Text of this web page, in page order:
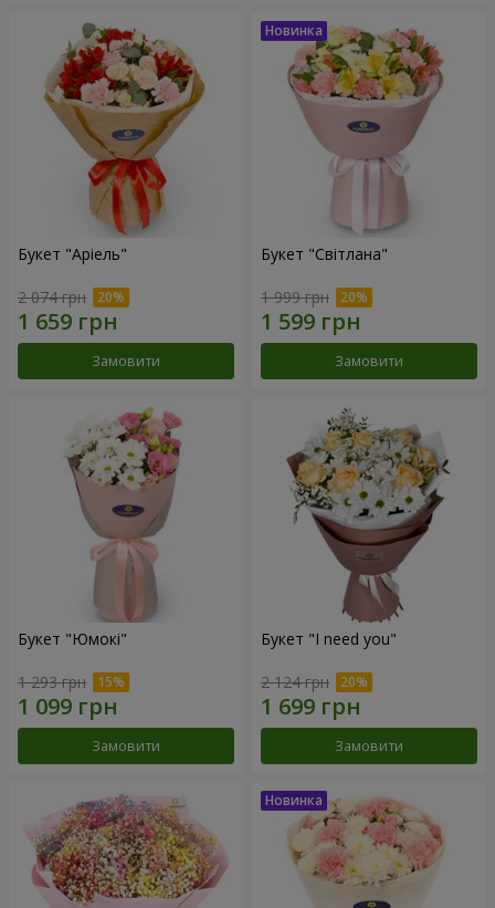
Букет "Аріель"
2 074 грн
Замовити
Букет "Світлана"
1 999 грн
Замовити
Букет "Юмокі"
1 293 грн
Замовити
Букет "I need you"
2 124 грн
Замовити